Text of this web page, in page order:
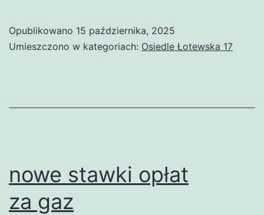
Opublikowano 15 października, 2025
Umieszczono w kategoriach: Osiedle Łotewska 17
nowe stawki opłat
za gaz